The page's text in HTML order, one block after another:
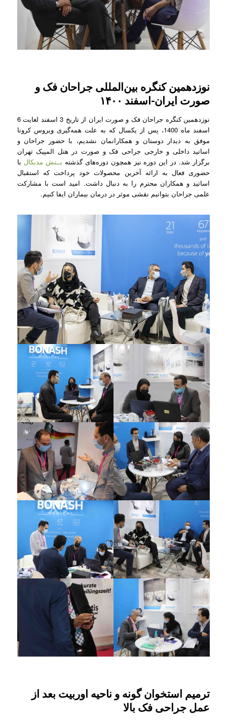
نوزدهمین کنگره بین‌المللی جراحان فک و
صورت ایران-اسفند ۱۴۰۰
نوزدهمین کنگره جراحان فک و صورت ایران از تاریخ 3 اسفند لغایت 6
اسفند ماه 1400، پس از یکسال که به علت همه‌گیری ویروس کرونا
موفق به دیدار دوستان و همکارانمان نشدیم، با حضور جراحان و
اساتید داخلی و خارجی جراحی فک و صورت در هتل المپیک تهران
برگزار شد. در این دوره نیز همچون دوره‌های گذشته بــنش مدیکال با
حضوری فعال به ارائه آخرین محصولات خود پرداخت که استقبال
اساتید و همکاران محترم را به دنبال داشت. امید است با مشارکت
علمی جراحان بتوانیم نقشی موثر در درمان بیماران ایفا کنیم.
ترمیم استخوان گونه و ناحیه اوربیت بعد از
عمل جراحی فک بالا